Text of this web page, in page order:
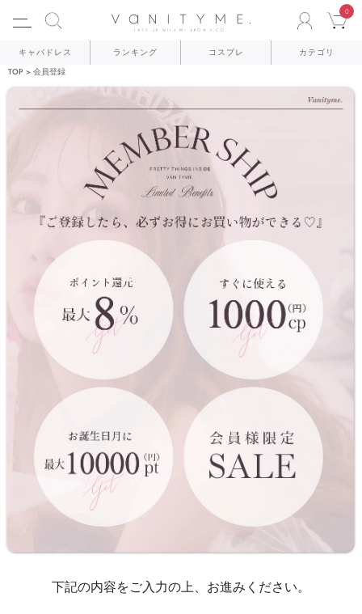
0
キャバドレス ランキング コスプレ カテゴリ
TOP 会員登録
下記の内容をご入力の上、お進みください。